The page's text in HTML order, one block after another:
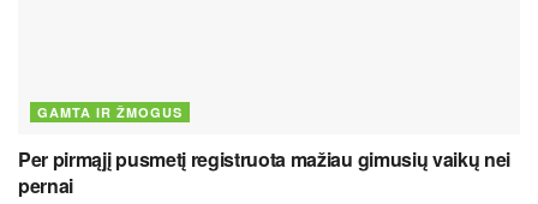
GAMTA IR ŽMOGUS
Per pirmąjį pusmetį registruota mažiau gimusių vaikų nei
pernai